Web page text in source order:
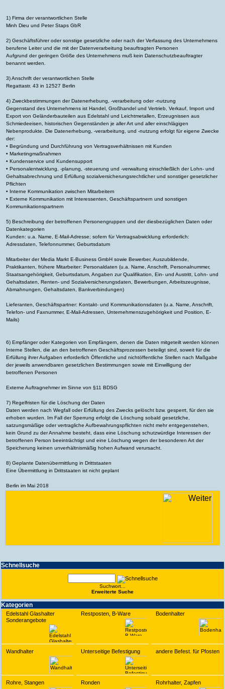
Schnell­suche
Suchwort...
Erwei­terte Suche
Kate­gorien
Edelstahl Glashalter
Sonderangebote
Restposten, B-Ware Bodenhalter
Wandhalter Unterseitige Befestigung andere Befest. für Pfosten
Rohre, Stangen Ronden Rohrhalter, Zapfen
1) Firma der verantwortlichen Stelle
Minh Dieu und Peter Staps GbR
2) Geschäftsführer oder sonstige gesetzliche oder nach der Verfassung des Unternehmens
berufene Leiter und die mit der Datenverarbeitung beauftragten Personen
Aufgrund der geringen Größe des Unternehmens muß kein Datenschutzbeauftragter
benannt werden.
3) Anschrift der verantwortlichen Stelle
Regattastr. 43 in 12527 Berlin
4) Zweckbestimmungen der Datenerhebung, -verarbeitung oder -nutzung
Gegenstand des Unternehmens ist Handel, Großhandel und Vertrieb, Verkauf, Import und
Export von Geländerbauteilen aus Edelstahl und Leichtmetallen, Erzeugnissen aus
Schmiedeeisen, historischen Gegenständen je aller Art und aller einschlägigen
Nebenprodukte. Die Datenerhebung, -verarbeitung, und -nutzung erfolgt für eigene Zwecke
der:
• Begründung und Durchführung von Vertragsverhältnissen mit Kunden
• Marketingmaßnahmen
• Kundenservice und Kundensupport
• Personalentwicklung, -planung, -steuerung und -verwaltung einschließlich der Lohn- und
Gehaltsabrechnung und Erfüllung sozialversicherungsrechtlicher und sonstiger gesetzlicher
Pflichten
• Interne Kommunikation zwischen Mitarbeitern
• Externe Kommunikation mit Interessenten, Geschäftspartnern und sonstigen
Kommunikationspartnern
5) Beschreibung der betroffenen Personengruppen und der diesbezüglichen Daten oder
Datenkategorien
Kunden: u.a. Name, E-Mail-Adresse; sofern für Vertragsabwicklung erforderlich:
Adressdaten, Telefonnummer, Geburtsdatum
Mitarbeiter der Media Markt E-Business GmbH sowie Bewerber, Auszubildende,
Praktikanten, frühere Mitarbeiter: Personaldaten (u.a. Name, Anschrift, Personalnummer,
Staatsangehörigkeit, Geburtsdatum, Angaben zur Qualifikation, Ein- und Austritt, Lohn- und
Gehaltsdaten, Renten- und Sozialversicherungsdaten, Bewerbungen, Arbeitszeugnisse,
Abmahnungen, Gehaltsdaten, Bankverbindungen)
Lieferanten, Geschäftspartner: Kontakt- und Kommunikationsdaten (u.a. Name, Anschrift,
Telefon- und Faxnummer, E-Mail-Adressen, Unternehmenszugehörigkeit und Position, E-
Mails)
6) Empfänger oder Kategorien von Empfängern, denen die Daten mitgeteilt werden können
Interne Stellen, die an den betroffenen Geschäftsprozessen beteiligt sind, soweit für die
Erfüllung ihrer Aufgaben erforderlich Öffentliche und nichtöffentliche Stellen nach Maßgabe
der jeweils anwendbaren gesetzlichen Bestimmungen sowie mit Einwilligung der
betroffenen Personen
Externe Auftragnehmer im Sinne von §11 BDSG
7) Regelfristen für die Löschung der Daten
Daten werden nach Wegfall oder Erfüllung des Zwecks gelöscht bzw. gesperrt, für den sie
erhoben wurden. Im Fall der Sperrung erfolgt die Löschung sobald gesetzliche,
satzungsmäßige oder vertragliche Aufbewahrungspflichten nicht mehr entgegenstehen,
kein Grund zu der Annahme besteht, dass eine Löschung schutzwürdige Interessen der
betroffenen Person beeinträchtigt und eine Löschung wegen der besonderen Art der
Speicherung keinen unverhältnismäßig hohen Aufwand verursacht.
8) Geplante Datenübermittlung in Drittstaaten
Eine Übermittlung in Drittstaaten ist nicht geplant
Berlin im Mai 2018